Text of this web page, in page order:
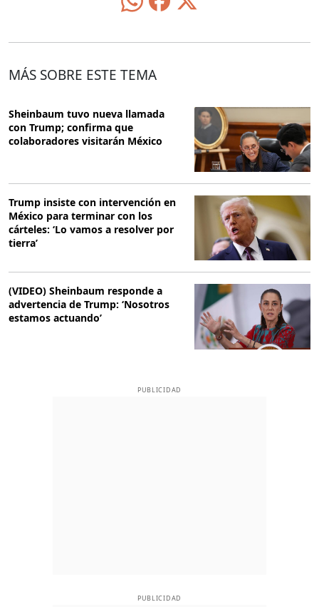
MÁS SOBRE ESTE TEMA
Sheinbaum tuvo nueva llamada
con Trump; confirma que
colaboradores visitarán México
Trump insiste con intervención en
México para terminar con los
cárteles: ‘Lo vamos a resolver por
tierra’
(VIDEO) Sheinbaum responde a
advertencia de Trump: ‘Nosotros
estamos actuando’
PUBLICIDAD
PUBLICIDAD